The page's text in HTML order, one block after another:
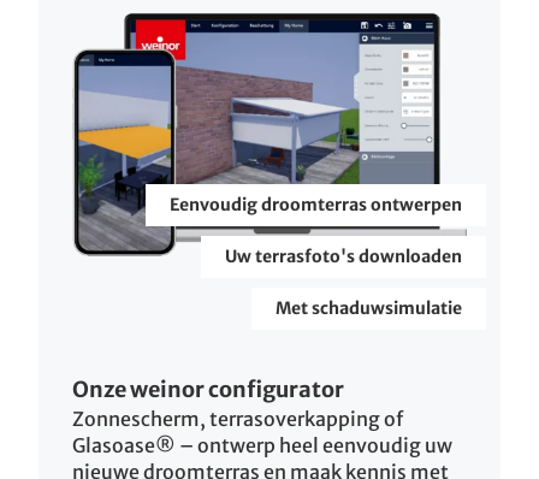
Eenvoudig droomterras ontwerpen
Uw terrasfoto's downloaden
Met schaduwsimulatie
Onze weinor configurator
Zonnescherm, terrasoverkapping of
Glasoase® – ontwerp heel eenvoudig uw
nieuwe droomterras en maak kennis met